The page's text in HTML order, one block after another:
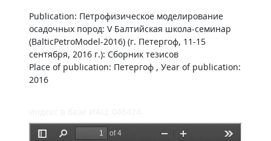
Publication: Петрофизическое моделирование
осадочных пород: V Балтийская школа-семинар
(BalticPetroModel-2016) (г. Петергоф, 11-15
сентября, 2016 г.): Сборник тезисов
Place of publication: Петергоф , Уear of publication:
2016